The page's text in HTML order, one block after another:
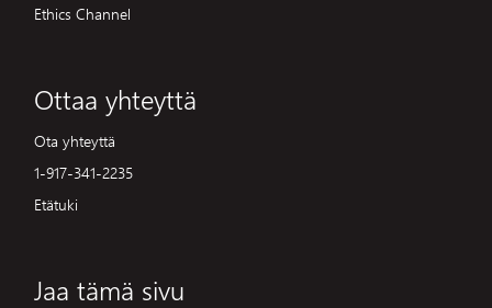
Ethics Channel
Ottaa yhteyttä
Ota yhteyttä
1-917-341-2235
Etätuki
Jaa tämä sivu